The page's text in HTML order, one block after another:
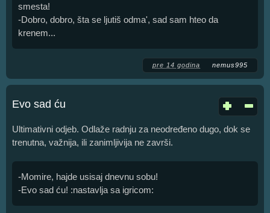
smesta!
-Dobro, dobro, šta se ljutiš odma', sad sam hteo da
krenem...
pre 14 godina nemus995
Evo sad ću
Ultimativni odjeb. Odlaže radnju za neodređeno dugo, dok se
trenutna, važnija, ili zanimljivija ne završi.
-Momire, hajde usisaj dnevnu sobu!
-Evo sad ću! :nastavlja sa igricom: